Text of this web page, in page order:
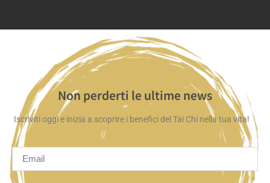
Non perderti le ultime news
Iscriviti oggi e inizia a scoprire i benefici del Tai Chi nella tua vita!